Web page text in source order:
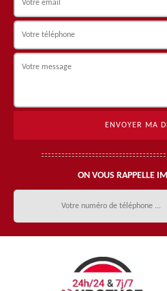
ON VOUS RAPPELLE